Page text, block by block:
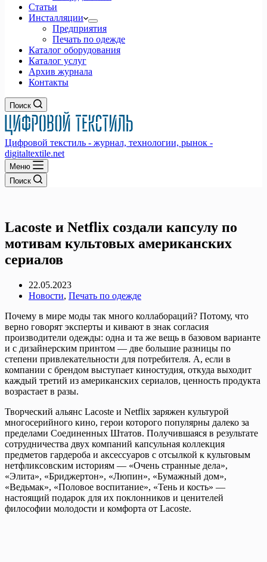
Статьи
Инсталляции
Предприятия
Печать по одежде
Каталог оборудования
Каталог услуг
Архив журнала
Контакты
Поиск
Цифровой текстиль - журнал, технологии, рынок -
digitaltextile.net
Меню
Поиск
Lacoste и Netflix создали капсулу по
мотивам культовых американских
сериалов
22.05.2023
Новости, Печать по одежде
Почему в мире моды так много коллабораций? Потому, что
верно говорят эксперты и кивают в знак согласия
производители одежды: одна и та же вещь в базовом варианте
и с дизайнерским принтом — две большие разницы по
степени привлекательности для потребителя. А, если в
компании с брендом выступает киностудия, откуда выходит
каждый третий из американских сериалов, ценность продукта
возрастает в разы.
Творческий альянс Lacoste и Netflix заряжен культурой
многосерийного кино, герои которого популярны далеко за
пределами Соединенных Штатов. Получившаяся в результате
сотрудничества двух компаний капсульная коллекция
предметов гардероба и аксессуаров с отсылкой к культовым
нетфликсовским историям — «Очень странные дела»,
«Элита», «Бриджертон», «Люпин», «Бумажный дом»,
«Ведьмак», «Половое воспитание», «Тень и кость» —
настоящий подарок для их поклонников и ценителей
философии молодости и комфорта от Lacoste.